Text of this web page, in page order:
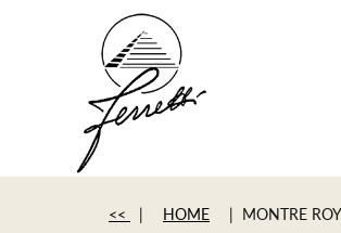
<< | HOME | MONTRE